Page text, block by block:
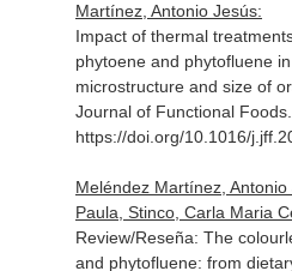
Martínez, Antonio Jesús:
Impact of thermal
phytoene and phytofluene
microstructure and size of
Journal of Functional Foods
https://doi.org/10.1016/
Meléndez Martínez, Antonio
Paula, Stinco, Carla Maria
Review/Reseña: The
and phytofluene: from